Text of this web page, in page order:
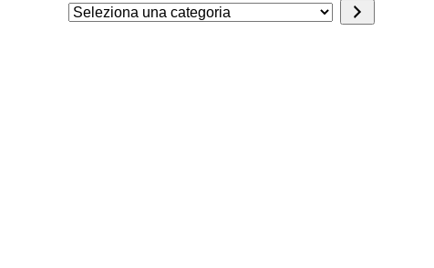
Seleziona